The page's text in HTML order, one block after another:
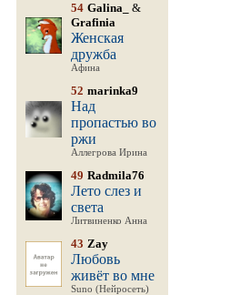
54 Galina_
&
Grafinia
Женская
дружба
Афина
52 marinka9
Над
пропастью во
ржи
Аллегрова Ирина
49 Radmila76
Лето слез и
света
Литвиненко Анна
43 Zay
Любовь
живёт во мне
Suno (Нейросеть)